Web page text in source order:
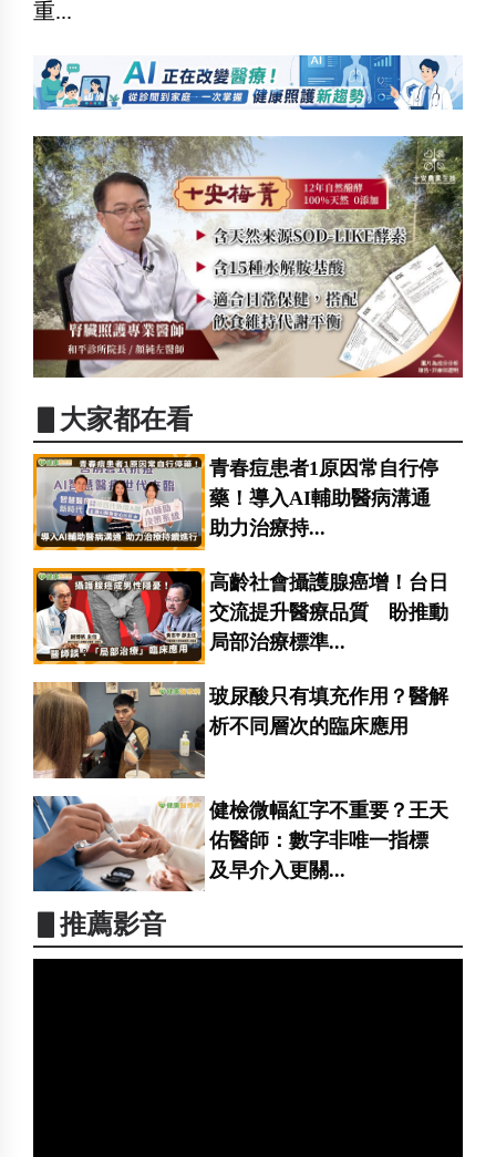
重...
▋大家都在看
青春痘患者1原因常自行停
藥！導入AI輔助醫病溝通
助力治療持...
高齡社會攝護腺癌增！台日
交流提升醫療品質 盼推動
局部治療標準...
玻尿酸只有填充作用？醫解
析不同層次的臨床應用
健檢微幅紅字不重要？王天
佑醫師：數字非唯一指標
及早介入更關...
▋推薦影音